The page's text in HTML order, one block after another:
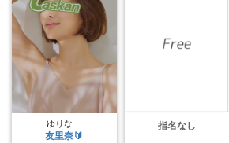
ゆりな
友里奈🔰
指名なし